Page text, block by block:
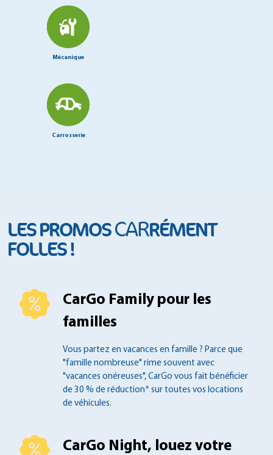
Mécanique
Carrosserie
LES PROMOSCARRÉMENT
FOLLES !
CarGo Family pour les
familles
Vous partez en vacances en famille ? Parce que
"famille nombreuse" rime souvent avec
"vacances onéreuses", CarGo vous fait bénéficier
de 30 % de réduction* sur toutes vos locations
de véhicules.
CarGo Night, louez votre